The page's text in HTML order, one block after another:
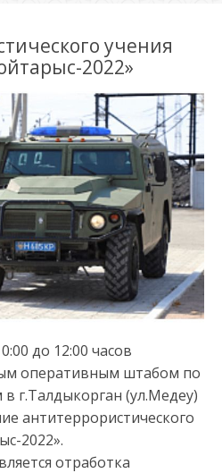
учения
2022»
до 12:00 часов
оперативным штабом по
г.Талдыкорган (ул.Медеу)
антитеррористического
2022».
отработка